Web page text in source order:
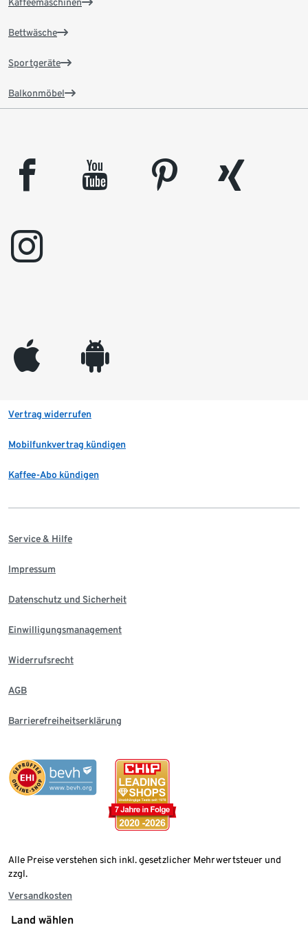
Kaffeemaschinen
Bettwäsche
Sportgeräte
Balkonmöbel
facebook youtube pinterest
xing
instagram
appleinc android
Vertrag widerrufen
Mobilfunkvertrag kündigen
Kaffee-Abo kündigen
Service & Hilfe
Impressum
Datenschutz und Sicherheit
Einwilligungsmanagement
Widerrufsrecht
AGB
Barrierefreiheitserklärung
Alle Preise verstehen sich inkl. gesetzlicher Mehrwertsteuer und
zzgl.
Versandkosten
Land wählen